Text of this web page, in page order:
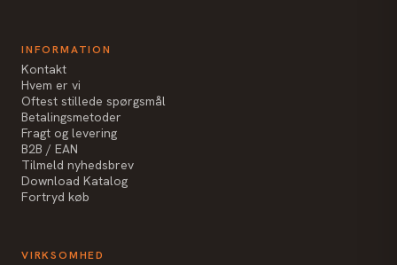
INFORMATION
Kontakt
Hvem er vi
Oftest stillede spørgsmål
Betalingsmetoder
Fragt og levering
B2B / EAN
Tilmeld nyhedsbrev
Download Katalog
Fortryd køb
VIRKSOMHED